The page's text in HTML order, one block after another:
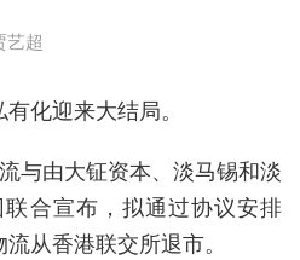
艺超
化迎来大结局。
与由大钲资本、淡马锡和淡
合宣布，拟通过协议安排
流从香港联交所退市。